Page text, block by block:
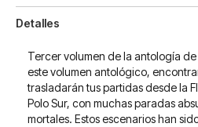
Detalles
Tercer volumen de la antología
este volumen antológico,
trasladarán tus partidas desde la
Polo Sur, con muchas paradas
mortales. Estos escenarios han